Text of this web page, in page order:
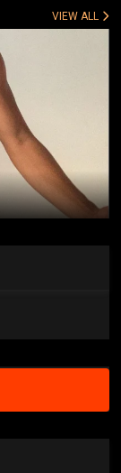
VIEW ALL